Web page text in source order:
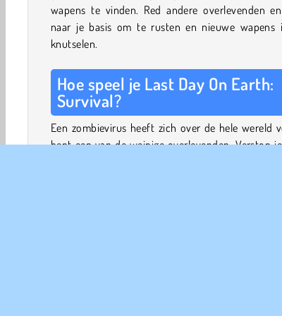
wapens te vinden. Red andere overlevenden
naar je basis om te rusten en nieuwe wapens
knutselen.
Hoe speel je Last Day On Earth:
Survival?
Een zombievirus heeft zich over de hele wereld
bent een van de weinige overlevenden. Verstop